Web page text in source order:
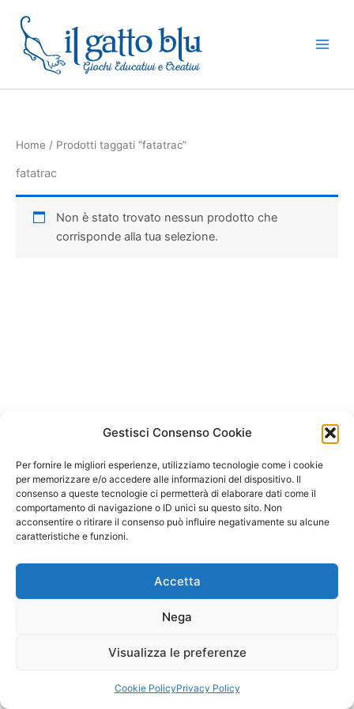
Gestisci Consenso Cookie
Per fornire le migliori esperienze, utilizziamo tecnologie come i cookie
per memorizzare e/o accedere alle informazioni del dispositivo. Il
consenso a queste tecnologie ci permetterà di elaborare dati come il
comportamento di navigazione o ID unici su questo sito. Non
acconsentire o ritirare il consenso può influire negativamente su alcune
caratteristiche e funzioni.
Accetta
Nega
Visualizza le preferenze
Cookie PolicyPrivacy Policy
contenuto
Home / Prodotti taggati “fatatrac”
fatatrac
Non è stato trovato nessun prodotto che
corrisponde alla tua selezione.
Copyright © 2026 Il Gatto Blu Giochi educativi Montessori e